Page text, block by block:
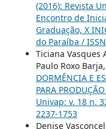
(2016): Revista
Encontro de
Graduação, X
do Paraíba /
Ticiana Vasques
Paulo Roxo Barja,
DORMÊNCIA E
PARA
Univap: v. 18 n.
2237-1753
Denise